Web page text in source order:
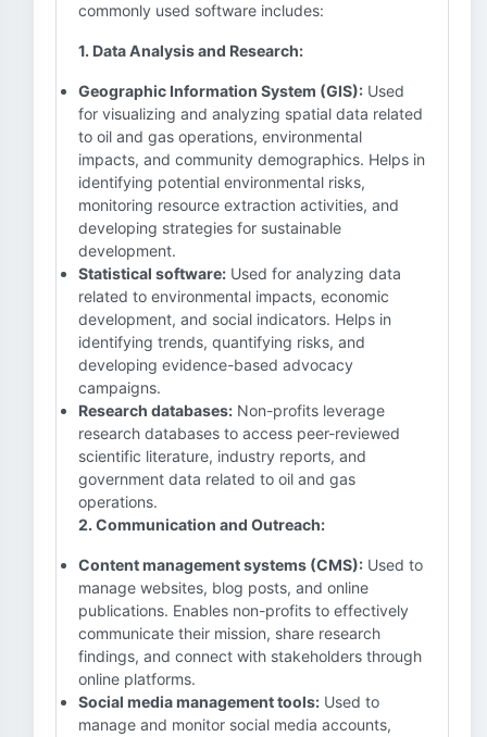
commonly used software includes:
1. Data Analysis and Research:
Geographic Information System (GIS): Used
for visualizing and analyzing spatial data related
to oil and gas operations, environmental
impacts, and community demographics. Helps in
identifying potential environmental risks,
monitoring resource extraction activities, and
developing strategies for sustainable
development.
Statistical software: Used for analyzing data
related to environmental impacts, economic
development, and social indicators. Helps in
identifying trends, quantifying risks, and
developing evidence-based advocacy
campaigns.
Research databases: Non-profits leverage
research databases to access peer-reviewed
scientific literature, industry reports, and
government data related to oil and gas
operations.
2. Communication and Outreach:
Content management systems (CMS): Used to
manage websites, blog posts, and online
publications. Enables non-profits to effectively
communicate their mission, share research
findings, and connect with stakeholders through
online platforms.
Social media management tools: Used to
manage and monitor social media accounts,